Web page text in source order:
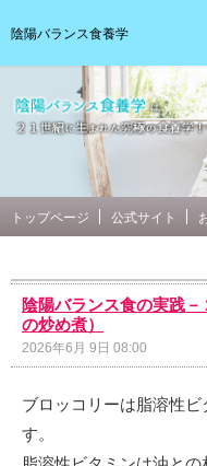
陰陽バランス食養学
トップページ 公式サイト
陰陽バランス食の実践
の炒め煮）
2026年6月 9日 08:00
ブロッコリーは脂溶性
す。